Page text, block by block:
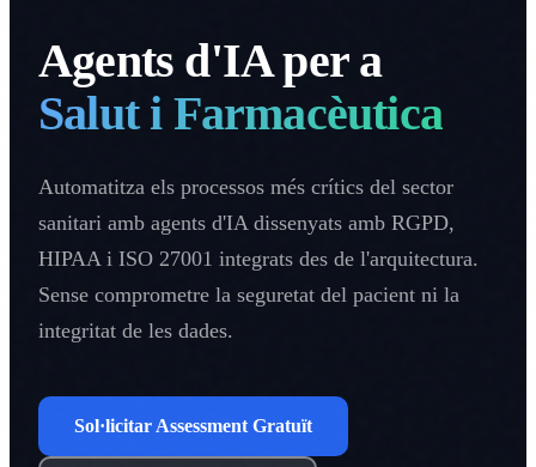
Agents d'IA per a
Salut i Farmacèutica
Automatitza els processos més crítics del sector
sanitari amb agents d'IA dissenyats amb RGPD,
HIPAA i ISO 27001 integrats des de l'arquitectura.
Sense comprometre la seguretat del pacient ni la
integritat de les dades.
Sol·licitar Assessment Gratuït